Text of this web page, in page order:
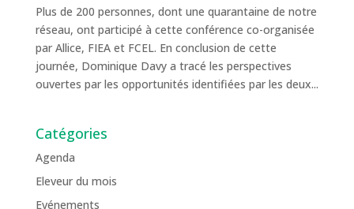
Plus de 200 personnes, dont une quarantaine de notre
réseau, ont participé à cette conférence co-organisée
par Allice, FIEA et FCEL. En conclusion de cette
journée, Dominique Davy a tracé les perspectives
ouvertes par les opportunités identifiées par les deux...
Catégories
Agenda
Eleveur du mois
Evénements